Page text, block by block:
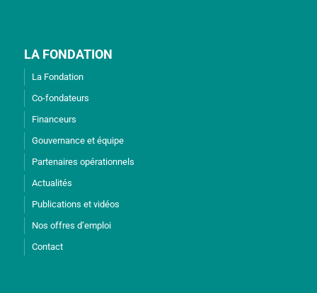
LA FONDATION
La Fondation
Co-fondateurs
Financeurs
Gouvernance et équipe
Partenaires opérationnels
Actualités
Publications et vidéos
Nos offres d’emploi
Contact